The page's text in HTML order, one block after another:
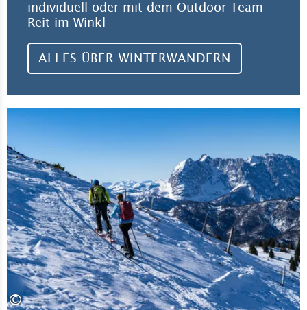
individuell oder mit dem Outdoor Team
Reit im Winkl
ALLES ÜBER WINTERWANDERN
©